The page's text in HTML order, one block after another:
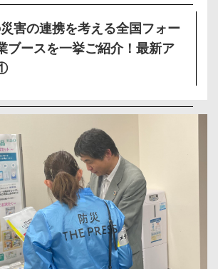
害の連携を考える全国フォー
ブースを一挙ご紹介！最新ア